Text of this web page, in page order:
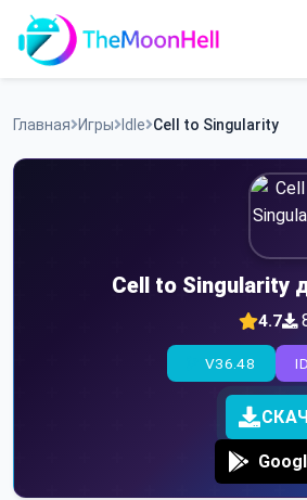
Skip
content
Приложения
Главная Игры Idle Cell to Singularity
Cell to Singularity
4.7
V36.48